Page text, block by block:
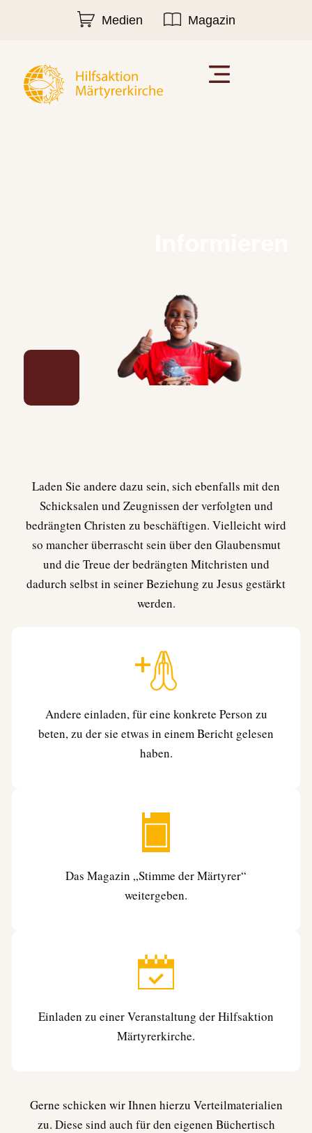
Medien Magazin
Laden Sie andere dazu sein, sich ebenfalls mit den
Schicksalen und Zeugnissen der verfolgten und
bedrängten Christen zu beschäftigen. Vielleicht wird
so mancher überrascht sein über den Glaubensmut
und die Treue der bedrängten Mitchristen und
dadurch selbst in seiner Beziehung zu Jesus gestärkt
werden.
Andere einladen, für eine konkrete Person zu
beten, zu der sie etwas in einem Bericht gelesen
haben.
Das Magazin „Stimme der Märtyrer“
weitergeben.
Einladen zu einer Veranstaltung der Hilfsaktion
Märtyrerkirche.
Gerne schicken wir Ihnen hierzu Verteilmaterialien
zu. Diese sind auch für den eigenen Büchertisch